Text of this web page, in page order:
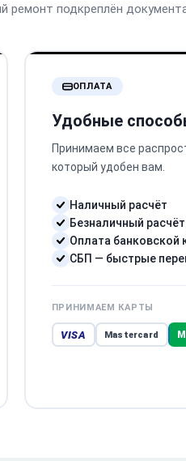
подкреплён
ОПЛАТА
Удобные
Принимаем все
который удобен вам.
Наличный расчёт
Безналичный
Оплата банковской
СБП — быстрые
ПРИНИМАЕМ КАРТЫ
VISA Mastercard